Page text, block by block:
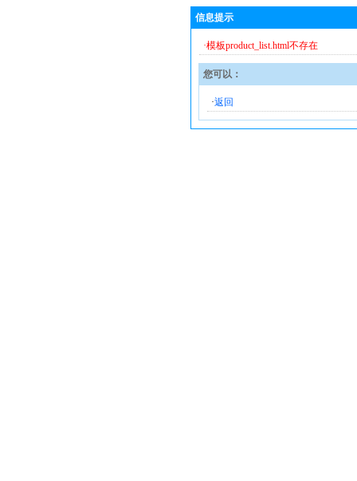
信息提示
·模板product_list.html不存在
您可以：
·返回